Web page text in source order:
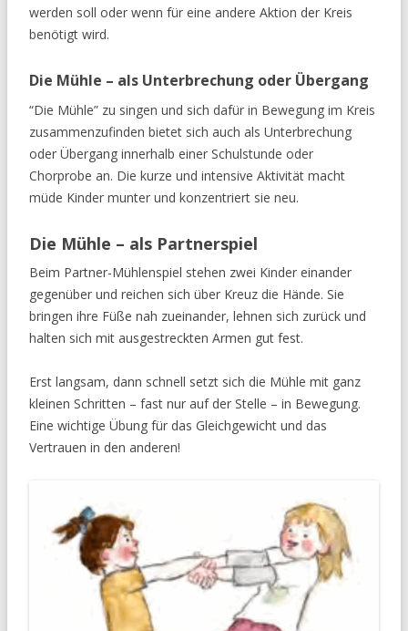
werden soll oder wenn für eine andere Aktion der Kreis
benötigt wird.
Die Mühle – als Unterbrechung oder Übergang
“Die Mühle” zu singen und sich dafür in Bewegung im Kreis
zusammenzufinden bietet sich auch als Unterbrechung
oder Übergang innerhalb einer Schulstunde oder
Chorprobe an. Die kurze und intensive Aktivität macht
müde Kinder munter und konzentriert sie neu.
Die Mühle – als Partnerspiel
Beim Partner-Mühlenspiel stehen zwei Kinder einander
gegenüber und reichen sich über Kreuz die Hände. Sie
bringen ihre Füße nah zueinander, lehnen sich zurück und
halten sich mit ausgestreckten Armen gut fest.
Erst langsam, dann schnell setzt sich die Mühle mit ganz
kleinen Schritten – fast nur auf der Stelle – in Bewegung.
Eine wichtige Übung für das Gleichgewicht und das
Vertrauen in den anderen!